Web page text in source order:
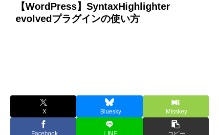
【WordPress】SyntaxHighlighter
evolvedプラグインの使い方
X Bluesky Misskey